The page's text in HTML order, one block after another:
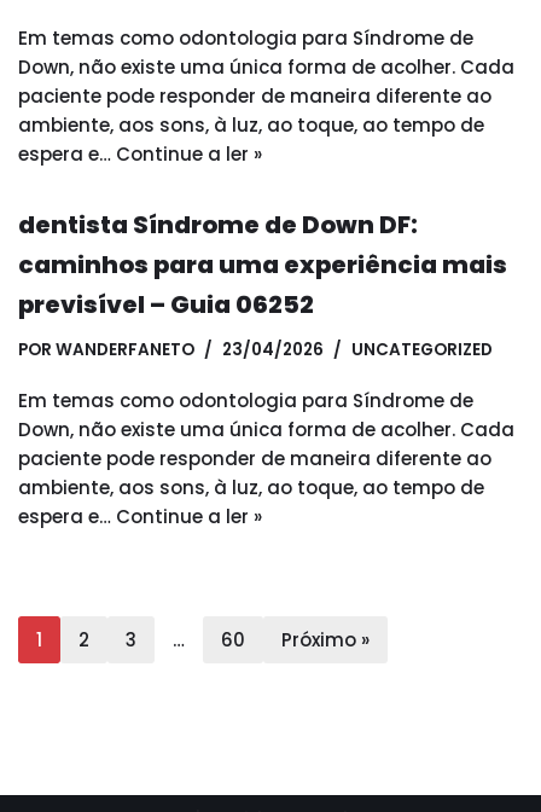
Em temas como odontologia para Síndrome de
Down, não existe uma única forma de acolher. Cada
paciente pode responder de maneira diferente ao
ambiente, aos sons, à luz, ao toque, ao tempo de
espera e… Continue a ler »
dentista Síndrome de Down DF:
caminhos para uma experiência mais
previsível – Guia 06252
POR WANDERFANETO 23/04/2026 UNCATEGORIZED
Em temas como odontologia para Síndrome de
Down, não existe uma única forma de acolher. Cada
paciente pode responder de maneira diferente ao
ambiente, aos sons, à luz, ao toque, ao tempo de
espera e… Continue a ler »
1 2 3 … 60 Próximo »